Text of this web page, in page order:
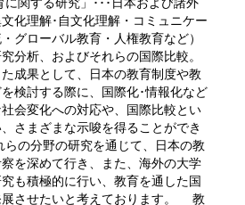
化理解･自文化理解・コミュニケー
グローバル教育・人権教育など）
分析、およびそれらの国際比較。
成果として、日本の教育制度や教
検討する際に、国際化･情報化など
会変化への対応や、国際比較とい
さまざまな示唆を得ることができ
らの分野の研究を通じて、日本の教
を深めて行き、また、海外の大学
も積極的に行い、教育を通した国
展させたいと考えております。 教